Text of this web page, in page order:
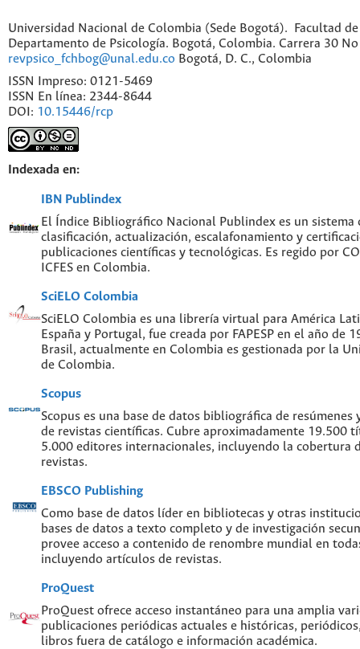
Universidad Nacional de Colombia (Sede Bogotá). Facultad de
Departamento de Psicología. Bogotá, Colombia. Carrera 30
revpsico_fchbog@unal.edu.co Bogotá, D. C., Colombia
ISSN Impreso: 0121-5469
ISSN En línea: 2344-8644
DOI: 10.15446/rcp
Indexada en:
IBN Publindex
El Índice Bibliográfico Nacional Publindex es un
clasificación, actualización, escalafonamiento y
publicaciones científicas y tecnológicas. Es regido por
ICFES en Colombia.
SciELO Colombia
SciELO Colombia es una librería virtual para América
España y Portugal, fue creada por FAPESP en el año de
Brasil, actualmente en Colombia es gestionada por la
de Colombia.
Scopus
Scopus es una base de datos bibliográfica de
de revistas científicas. Cubre aproximadamente 19.500
5.000 editores internacionales, incluyendo la cobertura
revistas.
EBSCO Publishing
Como base de datos líder en bibliotecas y otras
bases de datos a texto completo y de investigación
provee acceso a contenido de renombre mundial en
incluyendo artículos de revistas.
ProQuest
ProQuest ofrece acceso instantáneo para una amplia
publicaciones periódicas actuales e históricas,
libros fuera de catálogo e información académica.